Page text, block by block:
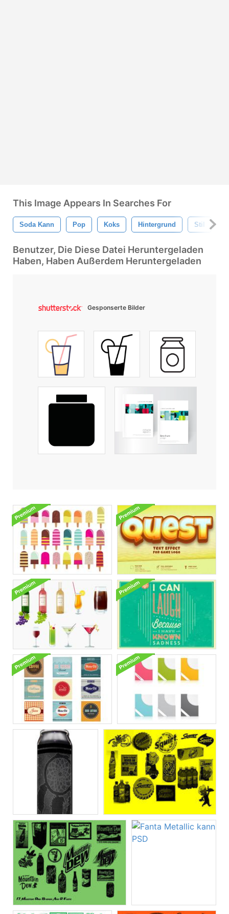
This Image Appears In Searches For
Soda Kann Pop Koks Hintergrund Stil
Benutzer, Die Diese Datei Heruntergeladen
Haben, Haben Außerdem Heruntergeladen
Gesponserte Bilder